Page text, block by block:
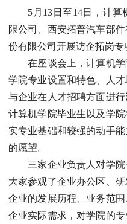
5月13日至14日，计
限公司、西安拓普汽车部
份有限公司开展访企拓岗专
在座谈会上，计算机
学院专业设置和特色、人
与企业在人才招聘方面进
计算机学院毕业生以及学
实专业基础和较强的动手
的愿望。
三家企业负责人对学
大家参观了企业办公区、
企业的发展历程、业务范
企业实际需求，对学院的